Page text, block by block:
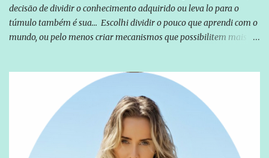
decisão de dividir o conhecimento adquirido ou leva lo para o
túmulo também é sua... Escolhi dividir o pouco que aprendi com o
mundo, ou pelo menos criar mecanismos que possibilitem mais e
empreendedor da comunicação, que além de informação
cotidiana, corriqueira e cada vez mais preocupantes, do tipo que
você já esta acostumado a ver neste espaço, vou trabalhar a ideia
que possibilite distribuir não só informações, mas que gere de
forma consistente a riqueza do conhecimento... Exemplo: o
cidadão brasileiro não precisa só ser informado sobre operações